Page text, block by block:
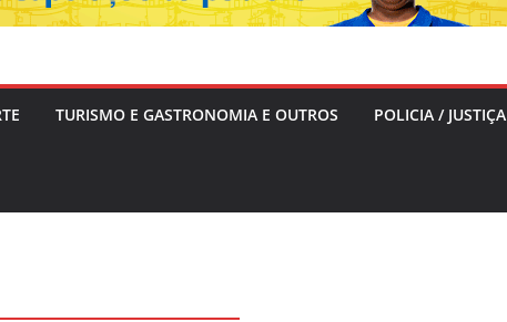
da
TURISMO E GASTRONOMIA E OUTROS POLICIA / JUSTIÇA